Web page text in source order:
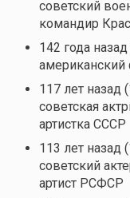
советский
командир
142 года
американский
117 лет назад
советская
артистка СССР
113 лет назад
советский
артист РСФСР